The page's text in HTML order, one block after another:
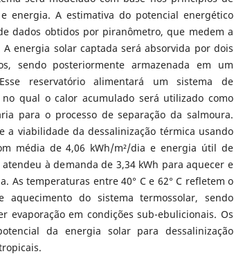
energia. A estimativa do potencial energético
dados obtidos por piranômetro, que medem a
energia solar captada será absorvida por dois
sendo posteriormente armazenada em um
reservatório alimentará um sistema de
no qual o calor acumulado será utilizado como
para o processo de separação da salmoura.
a viabilidade da dessalinização térmica usando
média de 4,06 kWh/m²/dia e energia útil de
à demanda de 3,34 kWh para aquecer e
As temperaturas entre 40° C e 62° C refletem o
aquecimento do sistema termossolar, sendo
evaporação em condições sub-ebulicionais. Os
da energia solar para dessalinização